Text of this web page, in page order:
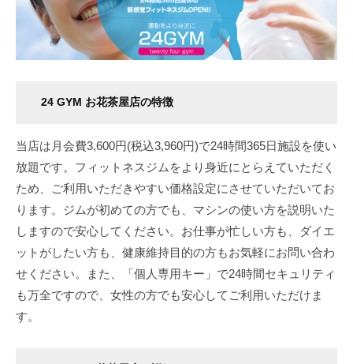
24 GYM お花茶屋店の特徴
当店は月会費3,600円(税込3,960円)で24時間365日施設を使い
放題です。フィットネスジムをより身近にとらえていただく
ため、ご利用いただきやすい価格設定にさせていただいてお
ります。ジムが初めての方でも、マシンの使い方を説明いた
しますので安心してください。お仕事が忙しい方も、ダイエ
ットがしたい方も、健康維持目的の方もお気軽にお問い合わ
せください。また、「個人専用キー」で24時間セキュリティ
も万全ですので、女性の方でも安心してご利用いただけま
す。